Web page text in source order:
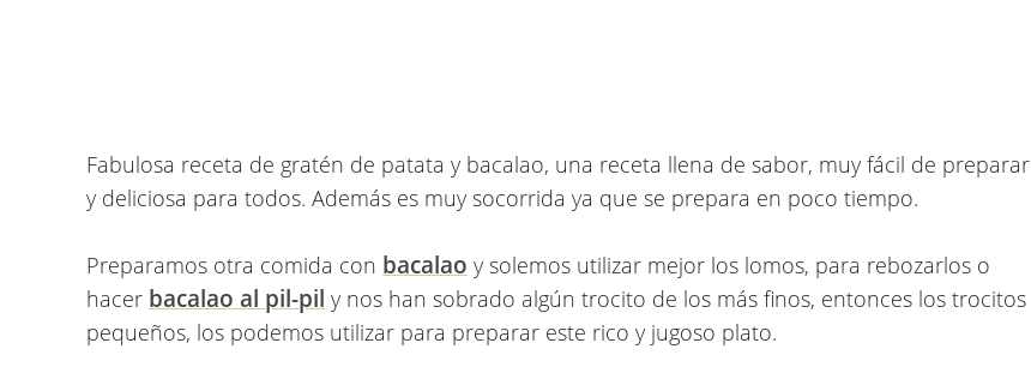
Fabulosa receta de gratén de patata y bacalao, una receta llena de sabor, muy fácil de preparar
y deliciosa para todos. Además es muy socorrida ya que se prepara en poco tiempo.
Preparamos otra comida con bacalao y solemos utilizar mejor los lomos, para rebozarlos o
hacer bacalao al pil-pil y nos han sobrado algún trocito de los más finos, entonces los trocitos
pequeños, los podemos utilizar para preparar este rico y jugoso plato.